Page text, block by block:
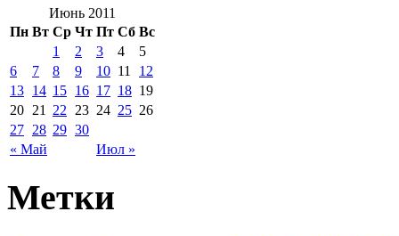
Июнь 2011
Пн Вт Ср Чт Пт Сб Вс
« Май Июл »
1 2 3 4
5
6
7 8 9 10 11
12
13 14 15 16 17 18 19
20 21 22 23 24 25 26
27 28 29 30
Метки